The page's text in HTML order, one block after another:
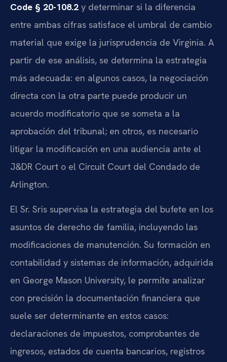
Code § 20-108.2 y determinar si la diferencia
entre ambas cifras satisface el umbral de cambio
material que exige la jurisprudencia de Virginia. A
partir de ese análisis, se determina la estrategia
más adecuada: en algunos casos, la negociación
directa con la otra parte puede producir un
acuerdo modificatorio que se someta a la
aprobación del tribunal; en otros, es necesario
litigar la modificación en una audiencia ante el
J&DR Court o el Circuit Court del Condado de
Arlington.
El Sr. Sris supervisa la estrategia del bufete en los
asuntos de derecho de familia, incluyendo las
modificaciones de manutención. Su formación en
contabilidad y sistemas de información, adquirida
en George Mason University, le permite analizar
con precisión la documentación financiera que
suele ser determinante en estos casos:
declaraciones de impuestos, comprobantes de
ingresos, estados de cuenta bancarios, registros